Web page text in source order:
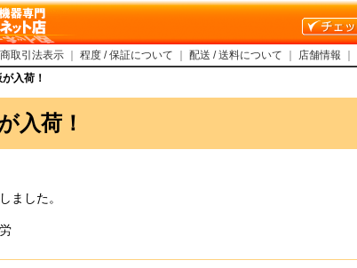
取引法表示 程度 / 保証について 配送 / 送料について 店舗情報
入荷！
入荷！
ました。